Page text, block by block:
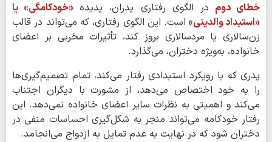
خطای دوم در الگوی رفتاری پدران، پدیده «خودکامگی» یا
«استبداد والدینی» است. این الگوی رفتاری، که می‌تواند در قالب
زن‌سالاری یا مردسالاری بروز کند، تأثیرات مخربی بر اعضای
خانواده، به‌ویژه دختران، می‌گذارد.
پدری که با رویکرد استبدادی رفتار می‌کند، تمام تصمیم‌گیری‌ها
را به خود اختصاص می‌دهد، از مشورت با دیگران اجتناب
می‌کند و اهمیتی به نظرات سایر اعضای خانواده نمی‌دهد. این
رفتار خودکامه می‌تواند منجر به شکل‌گیری احساسات منفی در
دختران شود که در نهایت به عدم تمایل به ازدواج می‌انجامد.